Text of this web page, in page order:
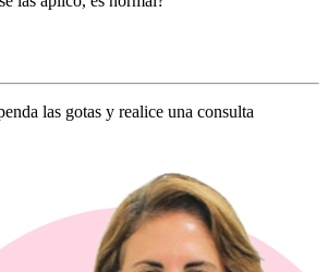
las gotas y realice una consulta